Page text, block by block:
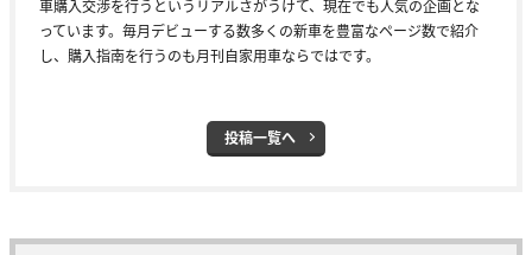
車購入交渉を行うというリアルさがうけて、現在でも人気の企画とな
っています。毎月デビューする数多くの新車を豊富なページ数で紹介
し、購入指南を行うのも月刊自家用車ならではです。
投稿一覧へ